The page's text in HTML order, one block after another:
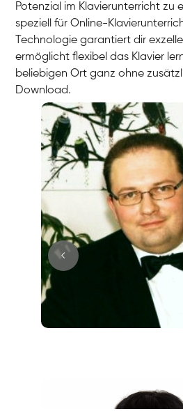
Potenzial im Klavierunterricht zu
speziell für Online-
Technologie garantiert dir
ermöglicht flexibel das Klavier
beliebigen Ort ganz ohne
Download.